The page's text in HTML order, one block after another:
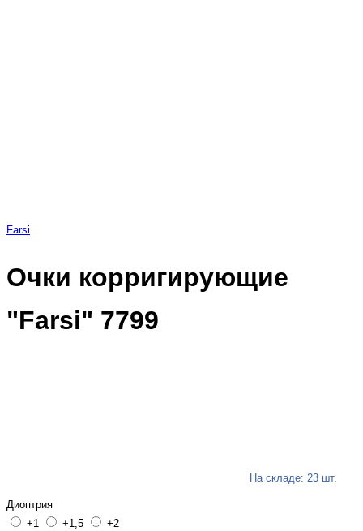
Farsi
Очки корригирующие
"Farsi" 7799
На складе: 23 шт.
Диоптрия
+1
+1,5 +2